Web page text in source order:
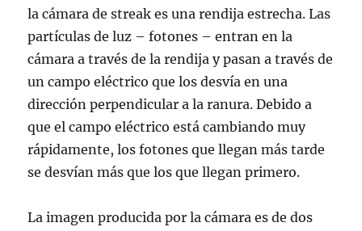
la cámara de streak es una rendija estrecha. Las
partículas de luz – fotones – entran en la
cámara a través de la rendija y pasan a través de
un campo eléctrico que los desvía en una
dirección perpendicular a la ranura. Debido a
que el campo eléctrico está cambiando muy
rápidamente, los fotones que llegan más tarde
se desvían más que los que llegan primero.
La imagen producida por la cámara es de dos